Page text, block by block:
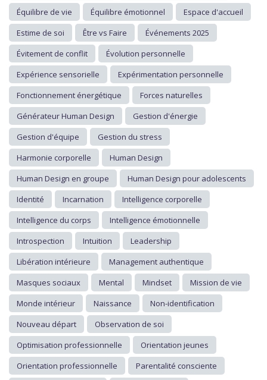
Équilibre de vie
Équilibre émotionnel
Espace d'accueil
Estime de soi
Être vs Faire
Événements 2025
Évitement de conflit
Évolution personnelle
Expérience sensorielle
Expérimentation personnelle
Fonctionnement énergétique
Forces naturelles
Générateur Human Design
Gestion d'énergie
Gestion d'équipe
Gestion du stress
Harmonie corporelle
Human Design
Human Design en groupe
Human Design pour adolescents
Identité
Incarnation
Intelligence corporelle
Intelligence du corps
Intelligence émotionnelle
Introspection
Intuition
Leadership
Libération intérieure
Management authentique
Masques sociaux
Mental Mindset
Mission de vie
Monde intérieur
Naissance
Non-identification
Nouveau départ
Observation de soi
Optimisation professionnelle
Orientation jeunes
Orientation professionnelle
Parentalité consciente